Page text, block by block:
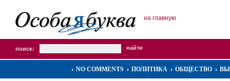
на главную
поиск:
NO COMMENTS ПОЛИТИКА ОБЩЕСТВО